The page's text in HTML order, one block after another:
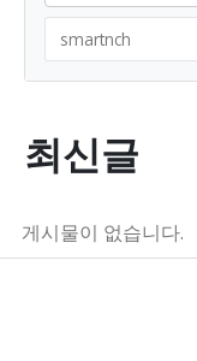
반복 업무를 줄여주
반복 업무를 줄여주
반복 업무를 줄여주
최신글
게시물이 없습니다.